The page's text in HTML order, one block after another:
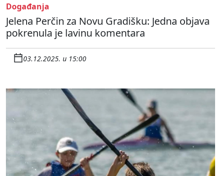
Događanja
Jelena Perčin za Novu Gradišku: Jedna objava
pokrenula je lavinu komentara
03.12.2025. u 15:00